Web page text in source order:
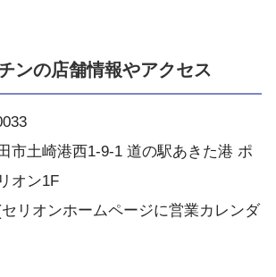
ンの店舗情報やアクセス
市土崎港西1-9-1 道の駅あきた港 ポ
オン1F
リオンホームページに営業カレンダ